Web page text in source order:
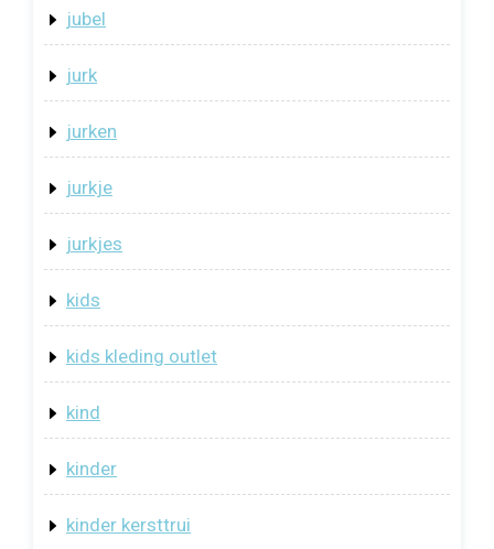
jubel
jurk
jurken
jurkje
jurkjes
kids
kids kleding outlet
kind
kinder
kinder kersttrui